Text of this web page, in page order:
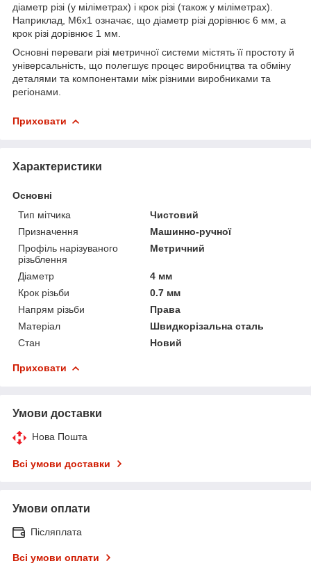
діаметр різі (у міліметрах) і крок різі (також у міліметрах).
Наприклад, M6x1 означає, що діаметр різі дорівнює 6 мм, а
крок різі дорівнює 1 мм.
Основні переваги різі метричної системи містять її простоту й
універсальність, що полегшує процес виробництва та обміну
деталями та компонентами між різними виробниками та
регіонами.
Приховати
Характеристики
Основні
Тип мітчика
Чистовий
Призначення
Машинно-ручної
Профіль нарізуваного
різьблення
Метричний
Діаметр
4 мм
Крок різьби
0.7 мм
Напрям різьби
Права
Матеріал
Швидкорізальна сталь
Стан
Новий
Приховати
Умови доставки
Нова Пошта
Всі умови доставки
Умови оплати
Післяплата
Всі умови оплати